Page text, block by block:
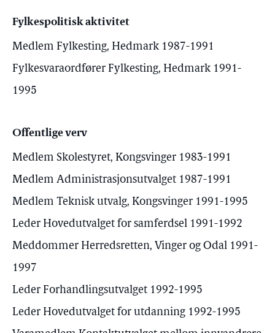
Fylkespolitisk aktivitet
Medlem Fylkesting, Hedmark 1987-1991
Fylkesvaraordfører Fylkesting, Hedmark 1991-
1995
Offentlige verv
Medlem Skolestyret, Kongsvinger 1983-1991
Medlem Administrasjonsutvalget 1987-1991
Medlem Teknisk utvalg, Kongsvinger 1991-1995
Leder Hovedutvalget for samferdsel 1991-1992
Meddommer Herredsretten, Vinger og Odal 1991-
1997
Leder Forhandlingsutvalget 1992-1995
Leder Hovedutvalget for utdanning 1992-1995